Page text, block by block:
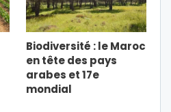
Biodiversité : le Maroc
en tête des pays
arabes et 17e
mondial